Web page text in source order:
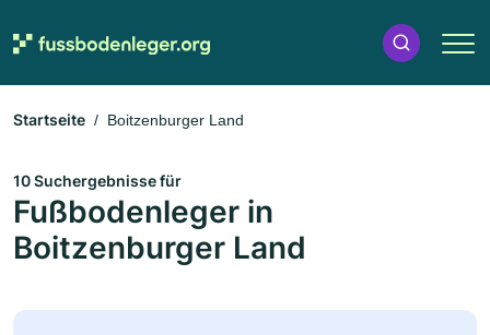
Startseite Boitzenburger Land
10 Suchergebnisse für
Fußbodenleger in
Boitzenburger Land